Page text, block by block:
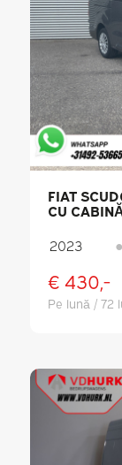
FIAT
CU
CHEIE /
LOCURI /
2023 ●
€ 430,-
Pe lună / 72